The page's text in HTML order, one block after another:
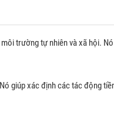
trường tự nhiên và xã hội.
giúp xác định các tác động